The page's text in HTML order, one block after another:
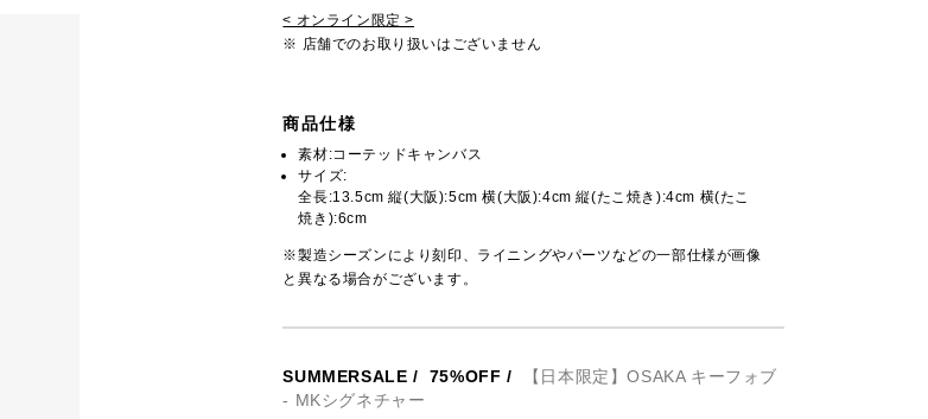
< オンライン限定 >
※ 店舗でのお取り扱いはございません
商品仕様
素材:コーテッドキャンバス
サイズ:
全長:13.5cm 縦(大阪):5cm 横(大阪):4cm 縦(たこ焼き):4cm 横(たこ
焼き):6cm
※製造シーズンにより刻印、ライニングやパーツなどの一部仕様が画像
と異なる場合がございます。
SUMMERSALE / 75%OFF /
【日本限定】OSAKA キーフォブ
- MKシグネチャー